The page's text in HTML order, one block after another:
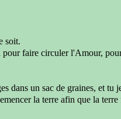
soit.
pour faire circuler l'Amour,
dans un sac de graines, et tu
la terre afin que la terre